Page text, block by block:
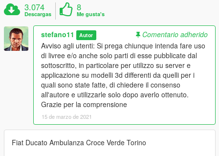
3.074
Descargas
8
Me gusta's
stefano11 Autor
Comentario adherido
Avviso agli utenti: Si prega chiunque intenda fare uso
di livree e/o anche solo parti di esse pubblicate dal
sottoscritto, in particolare per utilizzo su server e
applicazione su modelli 3d differenti da quelli per i
quali sono state fatte, di chiedere il consenso
all'autore e utilizzarle solo dopo averlo ottenuto.
Grazie per la comprensione
15 de marzo de 2021
Fiat Ducato Ambulanza Croce Verde Torino